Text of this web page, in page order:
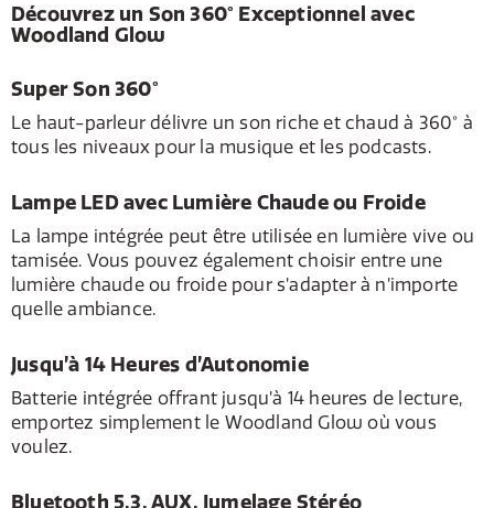
Découvrez un Son 360° Exceptionnel avec
Woodland Glow
Super Son 360°
Le haut-parleur délivre un son riche et chaud à 360° à
tous les niveaux pour la musique et les podcasts.
Lampe LED avec Lumière Chaude ou Froide
La lampe intégrée peut être utilisée en lumière vive ou
tamisée. Vous pouvez également choisir entre une
lumière chaude ou froide pour s’adapter à n’importe
quelle ambiance.
Jusqu’à 14 Heures d’Autonomie
Batterie intégrée offrant jusqu’à 14 heures de lecture,
emportez simplement le Woodland Glow où vous
voulez.
Bluetooth 5.3, AUX, Jumelage Stéréo